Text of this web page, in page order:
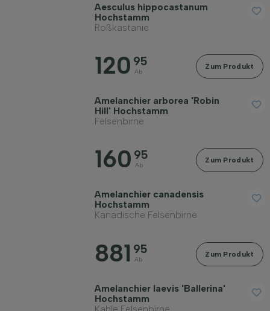
Aesculus hippocastanum
Hochstamm
Roßkastanie
120 95
Ab
Zum Produkt
Amelanchier arborea 'Robin
Hill' Hochstamm
Felsenbirne
160 95
Ab
Zum Produkt
Amelanchier canadensis
Hochstamm
Kanadische Felsenbirne
881 95
Ab
Zum Produkt
Amelanchier laevis 'Ballerina'
Hochstamm
Kahle Felsenbirne